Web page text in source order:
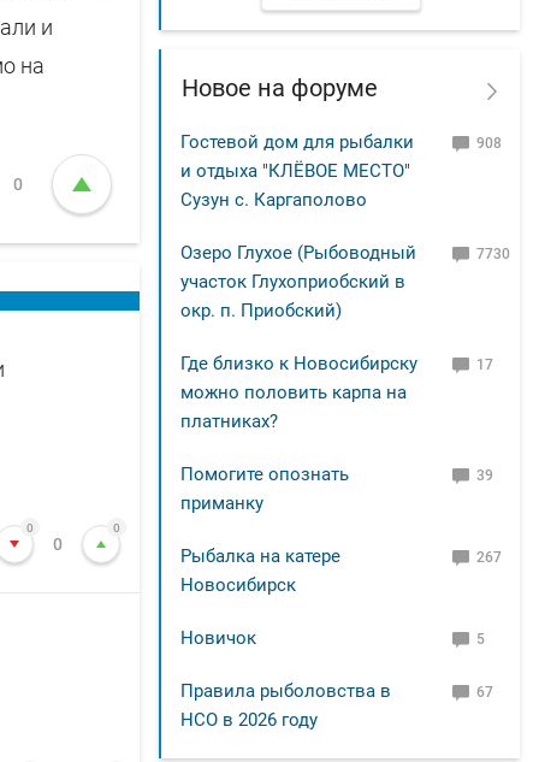
и
на
0
0
0
0
Новое на форуме
Гостевой дом для рыбалки
и отдыха "КЛЁВОЕ МЕСТО"
Сузун с. Каргаполово
908
Озеро Глухое (Рыбоводный
участок Глухоприобский в
окр. п. Приобский)
7730
Где близко к Новосибирску
можно половить карпа на
платниках?
17
Помогите опознать
приманку
39
Рыбалка на катере
Новосибирск
267
Новичок 5
Правила рыболовства в
НСО в 2026 году
67